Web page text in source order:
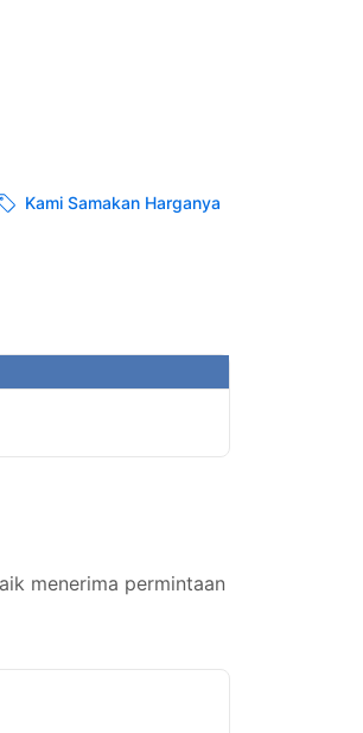
Kami Samakan Harganya
harga
menerima permintaan